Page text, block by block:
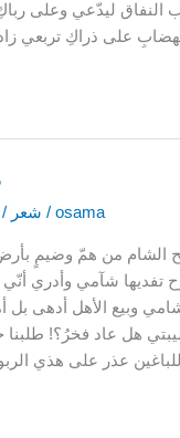
النفاق ليدّعي وعلى
/ شعر /osama
الشام من همّ وضيمٍ
تفديها شآمي وأدري
وبيع الأهل أدهى بل
هل عاد فخرُ؟! طلبنا
عذر على هذي